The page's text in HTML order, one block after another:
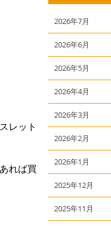
レット
れば買
2026年7月
2026年6月
2026年5月
2026年4月
2026年3月
2026年2月
2026年1月
2025年12月
2025年11月